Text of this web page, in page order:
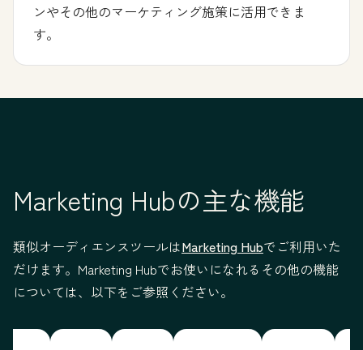
ンやその他のマーケティング施策に活用できま
す。
Marketing Hubの主な機能
類似オーディエンスツールはMarketing Hubでご利用いた
だけます。Marketing Hubでお使いになれるその他の機能
については、以下をご参照ください。